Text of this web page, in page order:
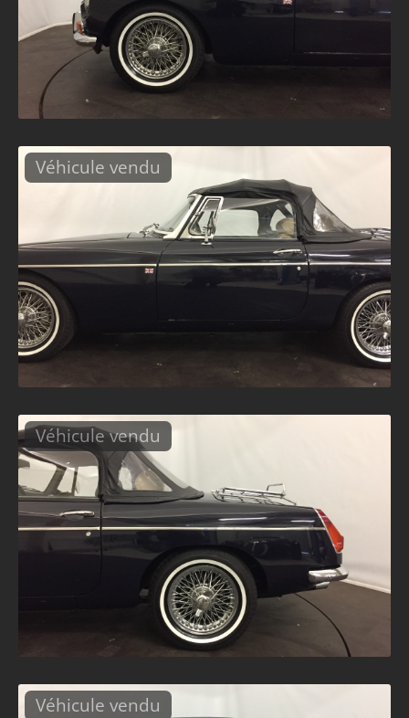
Véhicule vendu
Véhicule vendu
Véhicule vendu